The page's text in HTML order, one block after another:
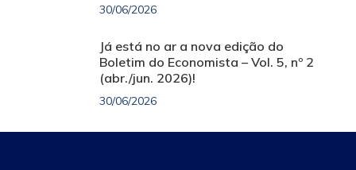
30/06/2026
Já está no ar a nova edição do
Boletim do Economista – Vol. 5, nº 2
(abr./jun. 2026)!
30/06/2026